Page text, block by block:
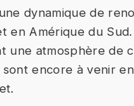
dynamique de
en Amérique du
une atmosphère de
sont encore à venir